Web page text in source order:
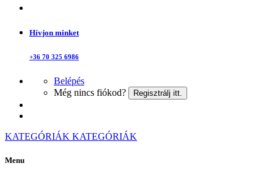
Hívjon minket
+36 70 325 6986
Belépés
Még nincs fiókod?
Regisztrálj itt.
KATEGÓRIÁK KATEGÓRIÁK
Menu